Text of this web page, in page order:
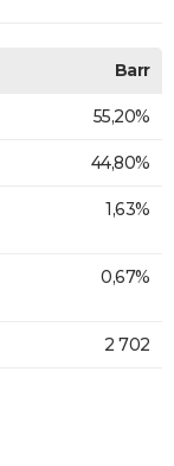
Barr
55,20%
44,80%
1,63%
0,67%
2 702